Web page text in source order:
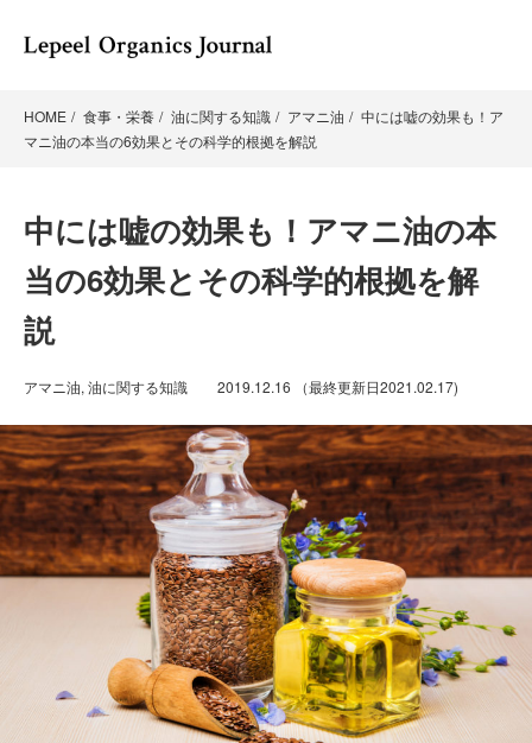
HOME 食事・栄養 油に関する知識 アマニ油
中には嘘の効果も！ア
マニ油の本当の6効果とその科学的根拠を解説
中には嘘の効果も！アマニ油の本
当の6効果とその科学的根拠を解
説
アマニ油, 油に関する知識 2019.12.16 （最終更新日2021.02.17)